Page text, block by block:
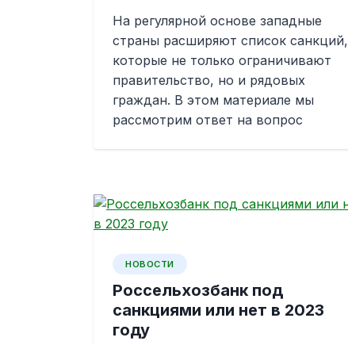
На регулярной основе западные
страны расширяют список санкций,
которые не только ограничивают
правительство, но и рядовых
граждан. В этом материале мы
рассмотрим ответ на вопрос
НОВОСТИ
Россельхозбанк под
санкциями или нет в 2023
году